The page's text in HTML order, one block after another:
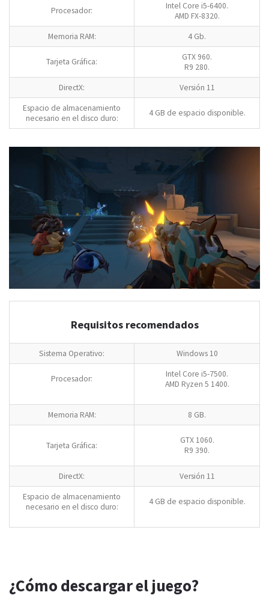
Procesador:
Intel Core i5-6400.
AMD FX-8320.
Memoria RAM:
4 Gb.
Tarjeta Gráfica:
GTX 960.
R9 280.
DirectX:
Versión 11
Espacio de almacenamiento
necesario en el disco duro:
4 GB de espacio disponible.
Requisitos recomendados
Sistema Operativo: Windows 10
Procesador:
Intel Core i5-7500.
AMD Ryzen 5 1400.
Memoria RAM: 8 GB.
Tarjeta Gráfica:
GTX 1060.
R9 390.
DirectX:
Versión 11
Espacio de almacenamiento
necesario en el disco duro:
4 GB de espacio disponible.
¿Cómo descargar el juego?